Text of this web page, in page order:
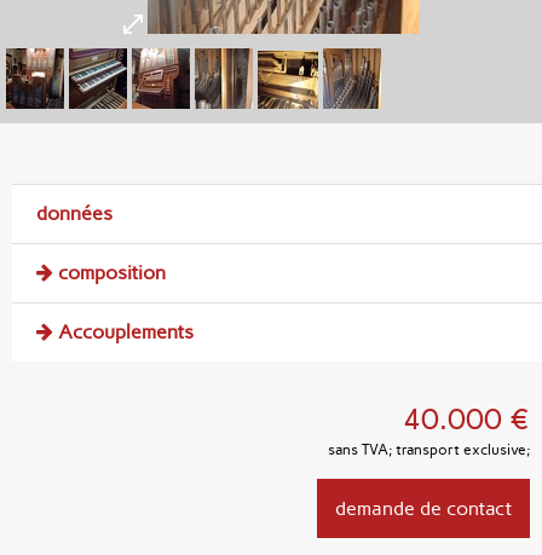
données
composition
Accouplements
40.000 €
sans TVA; transport exclusive;
demande de contact